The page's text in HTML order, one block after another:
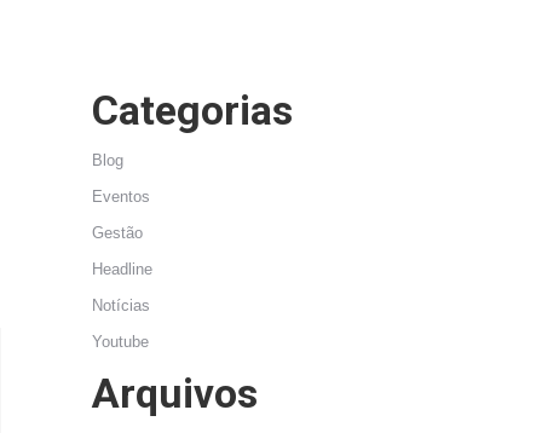
Categorias
Blog
Eventos
Gestão
Headline
Notícias
Youtube
Arquivos